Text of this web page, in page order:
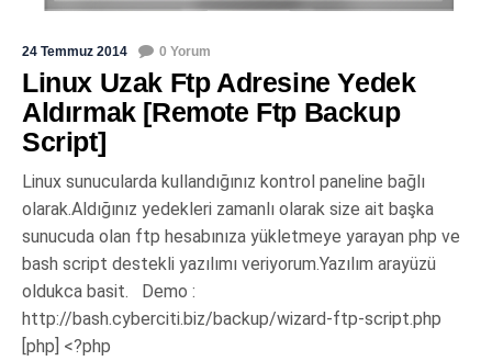
24 Temmuz 2014 0 Yorum
Linux Uzak Ftp Adresine Yedek
Aldırmak [Remote Ftp Backup
Script]
Linux sunucularda kullandığınız kontrol paneline bağlı
olarak.Aldığınız yedekleri zamanlı olarak size ait başka
sunucuda olan ftp hesabınıza yükletmeye yarayan php ve
bash script destekli yazılımı veriyorum.Yazılım arayüzü
oldukca basit. Demo :
http://bash.cyberciti.biz/backup/wizard-ftp-script.php
[php] <?php